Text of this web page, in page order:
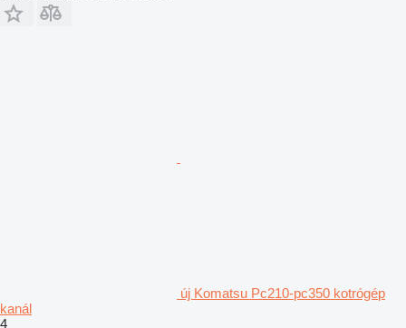
új Komatsu Pc210-pc350 kotrógép
kanál
4